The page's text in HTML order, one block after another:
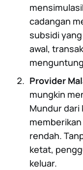
cadangan
subsidi
awal,
Provider
mungkin
Mundur dari
rendah.
ketat,
keluar.